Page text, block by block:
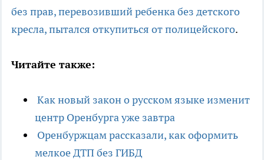
без прав, перевозивший ребенка без детского
кресла, пытался откупиться от полицейского.
Читайте также:
Как новый закон о русском языке изменит
центр Оренбурга уже завтра
Оренбуржцам рассказали, как оформить
мелкое ДТП без ГИБД